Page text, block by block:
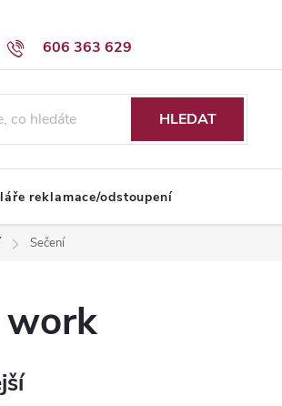
606 363 629
podmínky
HLEDAT
reklamace/odstoupení
Sečení